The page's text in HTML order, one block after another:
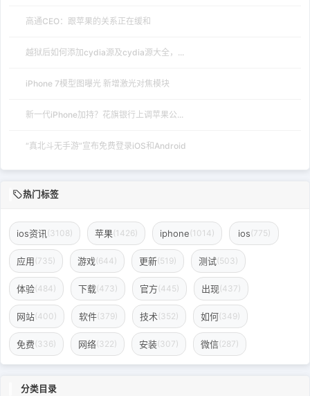
高通CEO：跟苹果的关系正在缓和
越狱后如何添加cydia源及cydia源大全，...
iPhone 7模型图曝光 新增激光对焦模块
新一代iPhone加持？花旗银行上调苹果公...
“真北斗无手游”宣布免费登录iOS和Android
热门标签
ios资讯 (3108) 苹果(1426) iphone(1014) ios(775)
应用(735) 游戏(644) 更新(519) 测试(503)
体验(484) 下载(473) 官方(445) 出现(437)
网站(400) 软件(379) 技术(352) 如何(349)
免费(336) 网络(322) 安装(307) 微信(287)
分类目录